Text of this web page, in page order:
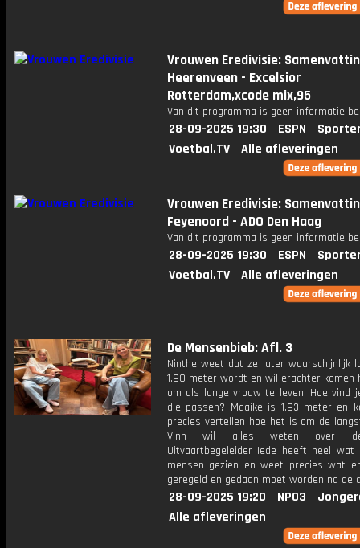
Vrouwen Eredivisie:
Heerenveen - Excelsior
Rotterdam,xcode mix,95
Van dit programma is geen informatie
28-09-2025 19:30 ESPN
Voetbal.TV
Alle afleveringen
Vrouwen Eredivisie:
Feyenoord - ADO Den Haag
Van dit programma is geen informatie
28-09-2025 19:30 ESPN
Voetbal.TV
Alle afleveringen
De Mensenbieb: Afl. 3
Ninthe weet dat ze later waarschijnlijk
1.90 meter wordt en wil erachter komen
om als lange vrouw te leven. Hoe vind
die passen? Maaike is 1.93 meter en
precies vertellen hoe het is om de
Vinn wil alles weten over
Uitvaartbegeleider Iede heeft heel wat
mensen gezien en weet precies wat
geregeld en gedaan moet worden na de
28-09-2025 19:20 NPO3
Alle afleveringen